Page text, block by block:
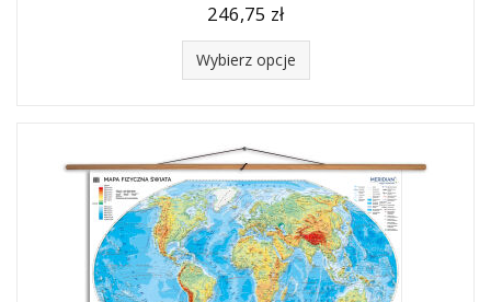
246,75 zł
Wybierz opcje